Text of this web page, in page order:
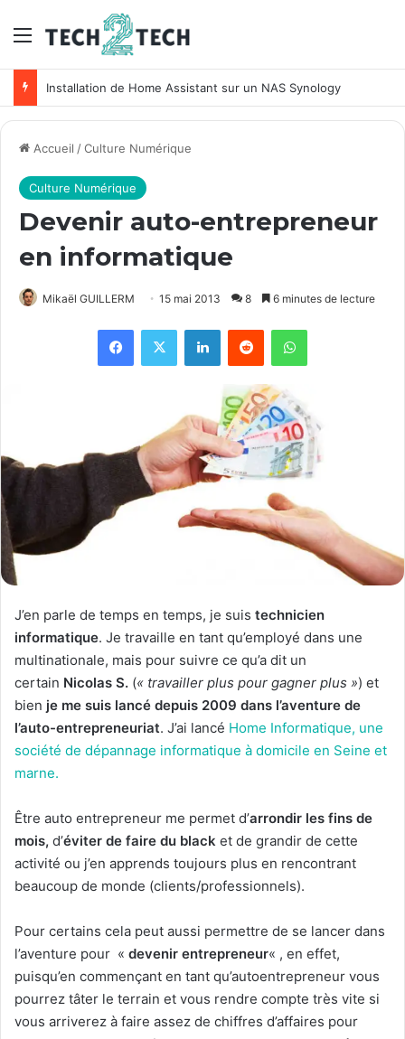
Menu
Installation de Home Assistant sur un NAS Synology
Accueil /Culture Numérique
Culture Numérique
Devenir auto-entrepreneur
en informatique
Mikaël GUILLERM 15 mai 2013 8 6 minutes de lecture
J’en parle de temps en temps, je suis technicien
informatique. Je travaille en tant qu’employé dans une
multinationale, mais pour suivre ce qu’a dit un
certain Nicolas S. (« travailler plus pour gagner plus ») et
bien je me suis lancé depuis 2009 dans l’aventure de
l’auto-entrepreneuriat. J’ai lancé Home Informatique, une
société de dépannage informatique à domicile en Seine et
marne.
Être auto entrepreneur me permet d’arrondir les fins de
mois, d’éviter de faire du black et de grandir de cette
activité ou j’en apprends toujours plus en rencontrant
beaucoup de monde (clients/professionnels).
Pour certains cela peut aussi permettre de se lancer dans
l’aventure pour « devenir entrepreneur« , en effet,
puisqu’en commençant en tant qu’autoentrepreneur vous
pourrez tâter le terrain et vous rendre compte très vite si
vous arriverez à faire assez de chiffres d’affaires pour